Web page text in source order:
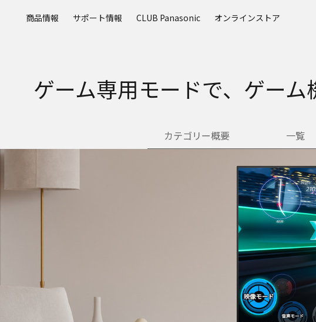
キ
商品情報 サポート情報 CLUB Panasonic オンラインストア
ゲーム専用モードで、ゲー
カテゴリー概要 一覧